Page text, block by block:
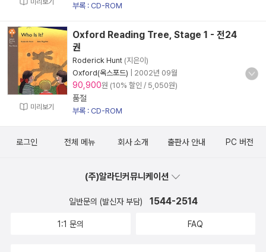
부록 : CD-ROM
미리보기
Oxford Reading Tree, Stage 1 - 전24
권
Roderick Hunt (지은이)
Oxford(옥스포드)
2002년 09월
90,900원 (10% 할인 / 5,050원)
품절
부록 : CD-ROM
로그인 전체 메뉴 회사 소개 출판사 안내 PC 버전
(주)알라딘커뮤니케이션
일반문의 (발신자 부담) 1544-2514
1:1 문의 FAQ